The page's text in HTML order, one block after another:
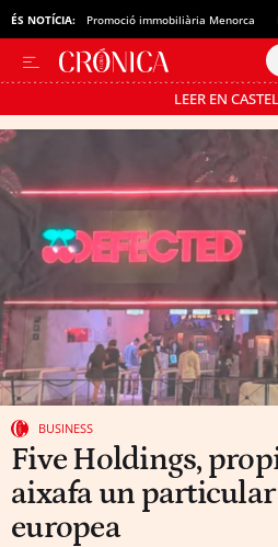
ÉS NOTÍCIA: Promoció immobiliària Menorca
LEER EN
Passa’t al mode
BUSINESS
Five Holdings,
aixafa un
europea